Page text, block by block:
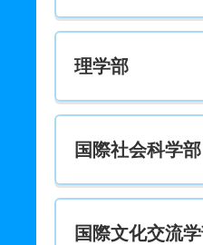
ドイツ語圏文化学科
30人 4.30倍
ドイツ語圏文化学科
若干名 1.10倍 3倍
フランス語圏文化学科
理学部
国際社会科学部
国際文化交流